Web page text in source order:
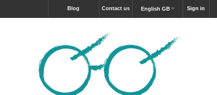
Sign in
English GB
Contact us
blog